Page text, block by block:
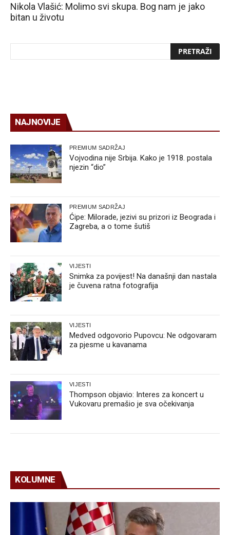
Nikola Vlašić: Molimo svi skupa. Bog nam je jako
bitan u životu
NAJNOVIJE
PREMIUM SADRŽAJ
Vojvodina nije Srbija. Kako je 1918. postala
njezin “dio”
PREMIUM SADRŽAJ
Ćipe: Milorade, jezivi su prizori iz Beograda i
Zagreba, a o tome šutiš
VIJESTI
Snimka za povijest! Na današnji dan nastala
je čuvena ratna fotografija
VIJESTI
Medved odgovorio Pupovcu: Ne odgovaram
za pjesme u kavanama
VIJESTI
Thompson objavio: Interes za koncert u
Vukovaru premašio je sva očekivanja
KOLUMNE